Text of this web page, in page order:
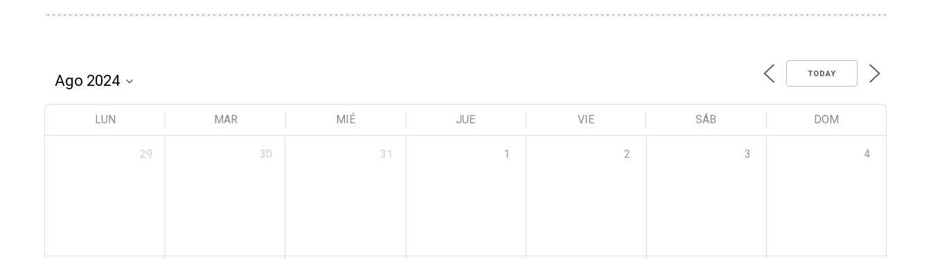
TODAY
LUN MAR MIÉ JUE VIE SÁB DOM
29 30 31 1 2 3 4